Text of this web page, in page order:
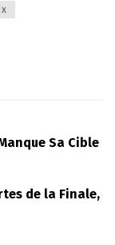
Sa Cible
de la Finale,